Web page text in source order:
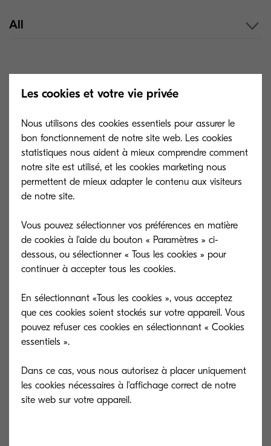
All
Il n'y a actuellement aucun autre élément lié à cette
La promesse de Kyocera
Découvrez nos solutions de support.
Les cookies et votre vie privée
Nous utilisons des cookies essentiels pour assurer le
bon fonctionnement de notre site web. Les cookies
statistiques nous aident à mieux comprendre comment
notre site est utilisé, et les cookies marketing nous
permettent de mieux adapter le contenu aux visiteurs
de notre site.
Vous pouvez sélectionner vos préférences en matière
de cookies à l'aide du bouton « Paramètres » ci-
dessous, ou sélectionner « Tous les cookies » pour
continuer à accepter tous les cookies.
En sélectionnant «Tous les cookies », vous acceptez
que ces cookies soient stockés sur votre appareil. Vous
pouvez refuser ces cookies en sélectionnant « Cookies
essentiels ».
Dans ce cas, vous nous autorisez à placer uniquement
les cookies nécessaires à l'affichage correct de notre